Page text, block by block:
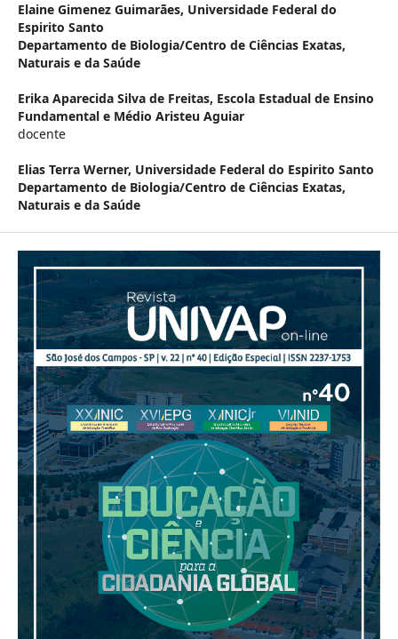
Elaine Gimenez Guimarães, Universidade Federal do
Espirito Santo
Departamento de Biologia/Centro de Ciências Exatas,
Naturais e da Saúde
Erika Aparecida Silva de Freitas, Escola Estadual de Ensino
Fundamental e Médio Aristeu Aguiar
docente
Elias Terra Werner, Universidade Federal do Espirito Santo
Departamento de Biologia/Centro de Ciências Exatas,
Naturais e da Saúde